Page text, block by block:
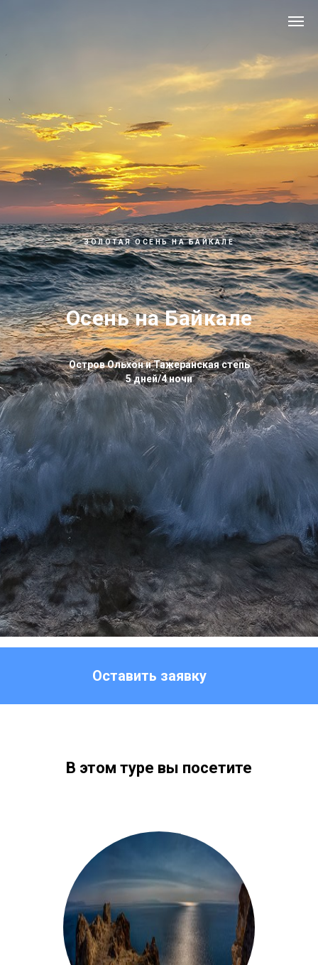
ЗОЛОТАЯ ОСЕНЬ НА БАЙКАЛЕ
Осень на Байкале
Остров Ольхон и Тажеранская степь
5 дней/4 ночи
Оставить заявку
В этом туре вы посетите